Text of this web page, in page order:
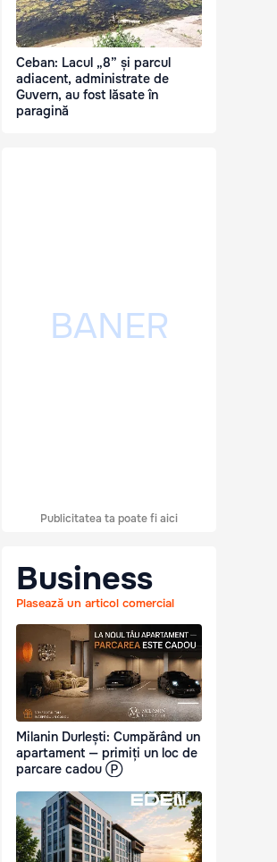
Ceban: Lacul „8” și parcul
adiacent, administrate de
Guvern, au fost lăsate în
paragină
Publicitatea ta poate fi aici
Business
Plasează un articol comercial
Milanin Durlești: Cumpărând un
apartament — primiți un loc de
parcare cadou Ⓟ